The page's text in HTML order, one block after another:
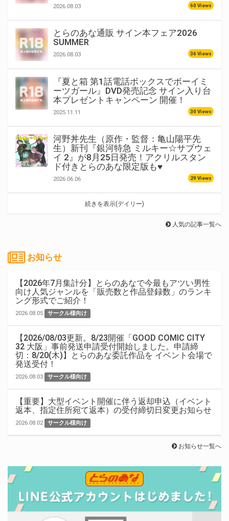
2026.08.03 60 Views
とらのあな通販 サイン本フェア2026
SUMMER
2026.08.03 36 Views
『夏と箱 第1話電話ボックスでボーイミ
ーツガール』DVD発売記念 サイン入り台
本プレゼントキャンペーン 開催！
2025.11.11 30 Views
河野丼先生（原作・監督：亀山陽平先
生）新刊『銀河特急 ミルキー☆サブウェ
イ 2』が8月25日発売！アクリルスタン
ド付きとらのあな限定版も♥
2026.06.06 29 Views
続きを表示(デイリー)
人気の記事一覧へ
お知らせ
【2026年7月集計分】とらのあなで今最もアツい男性
向け人気ジャンルを「販売数と作品登録数」のランキ
ング形式でご紹介！
2026.08.05 サークル様向け
【2026/08/03更新。8/23開催「GOOD COMIC CITY
32 大阪」事前発送申請受付開始しました。申請締
切：8/20(木)】とらのあな委託作品を イベント会場で
発送受付！
2026.08.03 サークル様向け
【重要】大型イベント開催に伴う返却申込（イベント
返本、指定住所宛て返本）の受付締切日変更お知らせ
2026.08.02 サークル様向け
お知らせ一覧へ